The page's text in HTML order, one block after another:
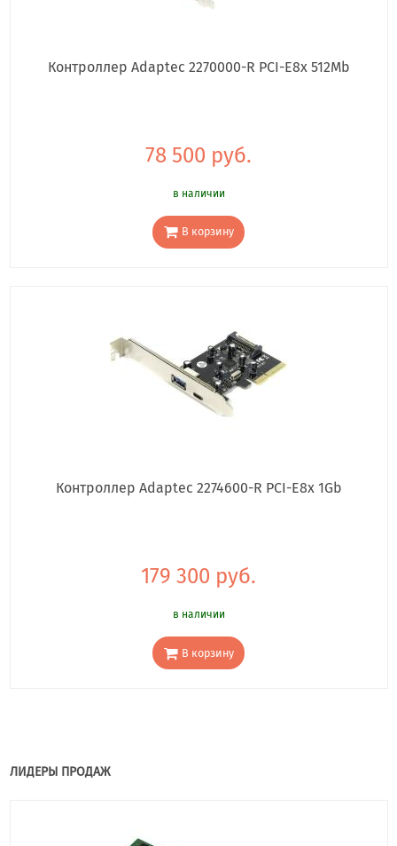
Контроллер Adaptec 2270000-R PCI-E8x 512Mb
78 500 руб.
в наличии
В корзину
Контроллер Adaptec 2274600-R PCI-E8x 1Gb
179 300 руб.
в наличии
В корзину
ЛИДЕРЫ ПРОДАЖ